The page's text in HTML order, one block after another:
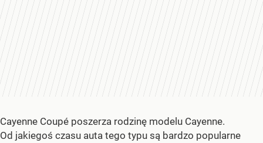
Cayenne Coupé poszerza rodzinę modelu Cayenne.
Od jakiegoś czasu auta tego typu są bardzo popularne